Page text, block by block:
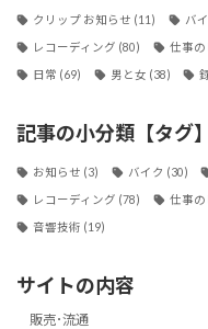
クリップ お知らせ (11) バ
レコーディング (80) 仕事の
日常 (69) 男と女 (38)
記事の小分類【タグ】
お知らせ (3) バイク (30)
レコーディング (78) 仕事の
音響技術 (19)
サイトの内容
販売･流通